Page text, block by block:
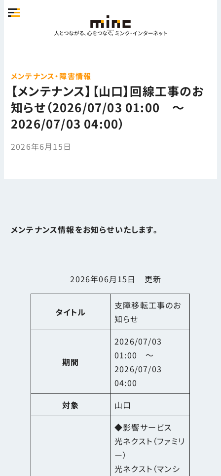
メンテナンス・障害情報
【メンテナンス】【山口】回線工事のお
知らせ（2026/07/03 01:00 ～
2026/07/03 04:00）
2026年6月15日
メンテナンス情報をお知らせいたします。
2026年06月15日 更新
タイトル
支障移転工事のお
知らせ
期間
2026/07/03
01:00 ～
2026/07/03
04:00
対象
山口
◆影響サービス
光ネクスト（ファミリ
ー）
光ネクスト（マンシ